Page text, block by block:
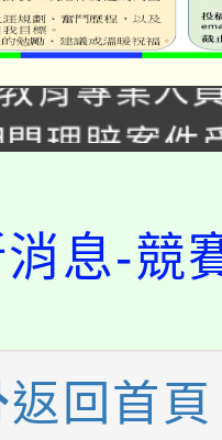
案入校路
育專業人
理賠案件
學年度第
甄選結果(
保險知識
年度學生
新住民語歌
學年度第
息-競
返回首頁